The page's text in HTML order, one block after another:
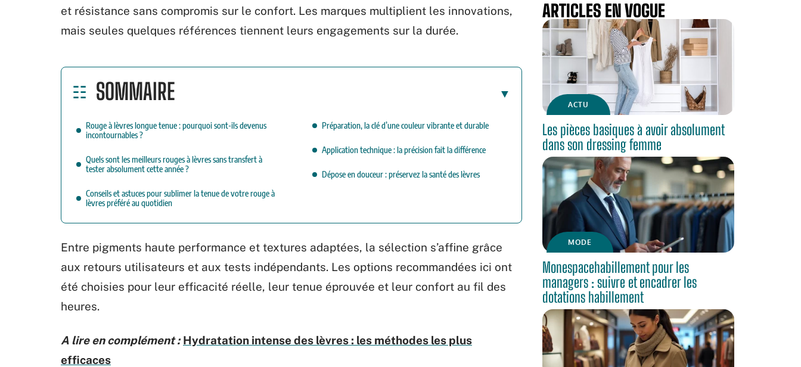
et résistance sans compromis sur le confort. Les marques multiplient les innovations,
mais seules quelques références tiennent leurs engagements sur la durée.
SOMMAIRE
Rouge à lèvres longue tenue : pourquoi sont-ils devenus
incontournables ?
Quels sont les meilleurs rouges à lèvres sans transfert à
tester absolument cette année ?
Conseils et astuces pour sublimer la tenue de votre rouge à
lèvres préféré au quotidien
Préparation, la clé d’une couleur vibrante et durable
Application technique : la précision fait la différence
Dépose en douceur : préservez la santé des lèvres
Entre pigments haute performance et textures adaptées, la sélection s’affine grâce
aux retours utilisateurs et aux tests indépendants. Les options recommandées ici ont
été choisies pour leur efficacité réelle, leur tenue éprouvée et leur confort au fil des
heures.
A lire en complément : Hydratation intense des lèvres : les méthodes les plus
efficaces
ARTICLES EN VOGUE
ACTU
Les pièces basiques à avoir absolument
dans son dressing femme
MODE
Monespacehabillement pour les
managers : suivre et encadrer les
dotations habillement